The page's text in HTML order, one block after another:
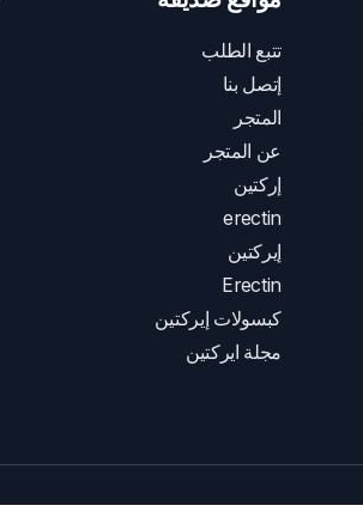
تتبع الطلب
إتصل بنا
المتجر
عن المتجر
إركتين
erectin
إيركتين
Erectin
كبسولات إيركتين
مجلة ايركتين